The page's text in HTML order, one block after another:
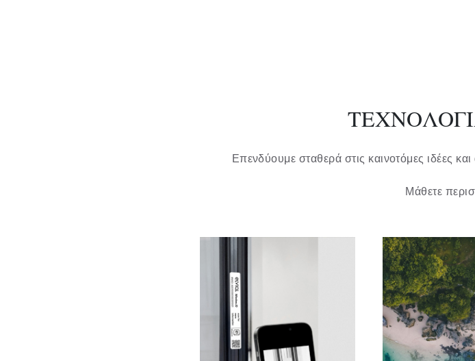
Επενδύουμε σταθερά στις καινοτόμες ιδέες
Μάθετε